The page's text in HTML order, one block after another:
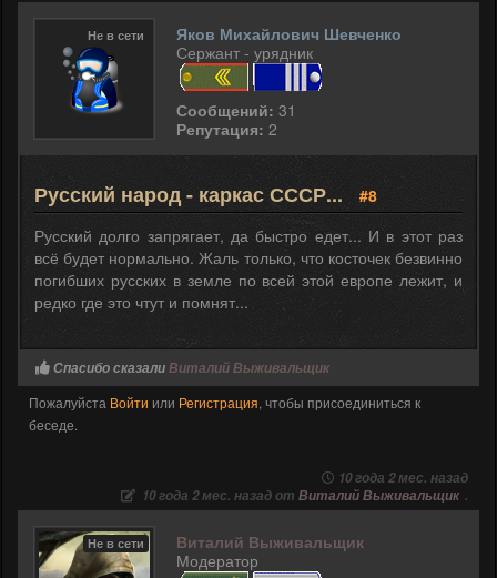
Не в сети
Яков Михайлович Шевченко
Сержант - урядник
Сообщений: 31
Репутация: 2
Русский народ - каркас СССР...
#8
Русский долго запрягает, да быстро едет... И в этот раз
всё будет нормально. Жаль только, что косточек безвинно
погибших русских в земле по всей этой европе лежит, и
редко где это чтут и помнят...
Спасибо сказалиВиталий Выживальщик
Пожалуйста Войти или Регистрация, чтобы присоединиться к
беседе.
10 года 2 мес. назад
10 года 2 мес. назад от Виталий Выживальщик .
Не в сети
Виталий Выживальщик
Модератор